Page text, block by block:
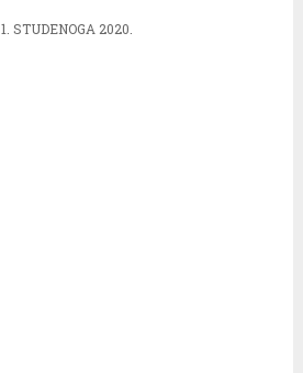
1. STUDENOGA 2020.